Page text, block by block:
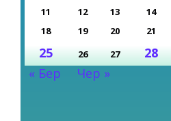
11
12 13 14
18
19 20 21
25 26 27 28
« Бер Чер »